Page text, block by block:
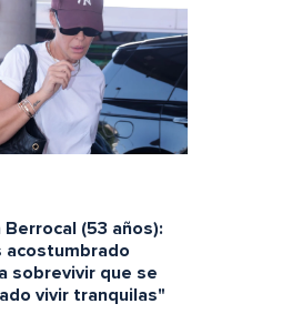
(53 años):
acostumbrado
sobrevivir que se
vivir tranquilas"